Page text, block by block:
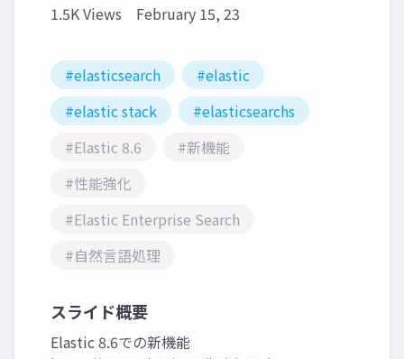
1.5K Views February 15, 23
#elasticsearch
#elastic
#elastic stack
#elasticsearchs
#Elastic 8.6
#新機能
#性能強化
#Elastic Enterprise Search
#自然言語処理
スライド概要
Elastic 8.6での新機能